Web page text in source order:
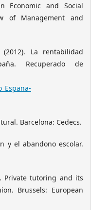
Economic and Social
of Management and
(2012). La rentabilidad
Recuperado de
Barcelona: Cedecs.
y el abandono escolar.
Private tutoring and its
Brussels: European